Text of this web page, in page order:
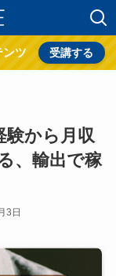
ンツ 受講する
験から月収
、輸出で稼
3日